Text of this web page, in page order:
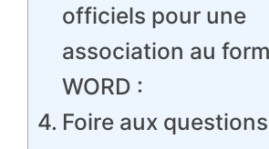
officiels pour une
association au
WORD :
Foire aux questions